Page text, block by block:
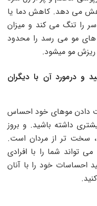
می دهد. کاهش دما یا
را تنگ می کند و میزان
های مو می رسد را محدود
مو میشود.
و درمورد آن با دیگران
دادن موهای خود احساس
داشته باشید. و بروز
سخت تر از مردان است.
تواند شما را با افرادی
احساسات خود را با آنان